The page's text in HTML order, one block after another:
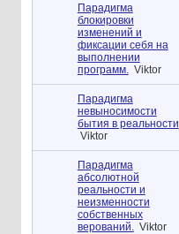
Парадигма
блокировки
изменений и
фиксации себя на
выполнении
программ.
Viktor
Парадигма
невыносимости
бытия в реальности
Viktor
Парадигма
абсолютной
реальности и
неизменности
собственных
верований.
Viktor